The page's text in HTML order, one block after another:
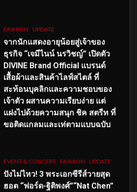
FASHION UPDATE
จากนักแสดงอายุน้อยสู่เจ้าของ
ธุรกิจ “เจมีไนน์ นรวิชญ์” เปิดตัว
DIVINE Brand Official แบรนด์
เสื้อผ้าและสินค้าไลฟ์สไตล์ ที่
สะท้อนบุคลิกและความชอบของ
เจ้าตัว ผสานความเรียบง่าย แต่
แฝงไปด้วยความสนุก ชิค สตรีท ที่
ขอติดแกลมและเท่ตามแบบฉบับ
EVENT & CONCERT FASHION UPDATE
ปังไม่ไหว! 3 พระเอกซีรีส์วายสุด
ฮอต “ฟอร์ด-ฐิติพงศ์”“Nat Chen”